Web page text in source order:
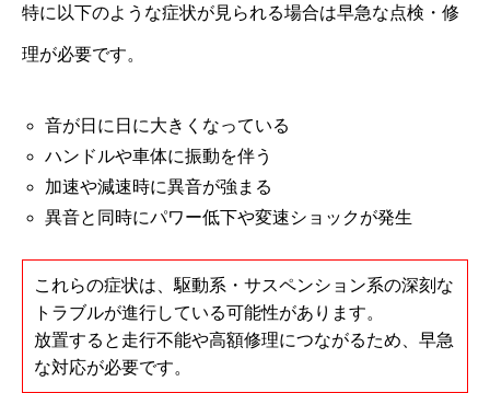
特に以下のような症状が見られる場合は早急な点検・修
理が必要です。
音が日に日に大きくなっている
ハンドルや車体に振動を伴う
加速や減速時に異音が強まる
異音と同時にパワー低下や変速ショックが発生
これらの症状は、駆動系・サスペンション系の深刻な
トラブルが進行している可能性があります。
放置すると走行不能や高額修理につながるため、早急
な対応が必要です。